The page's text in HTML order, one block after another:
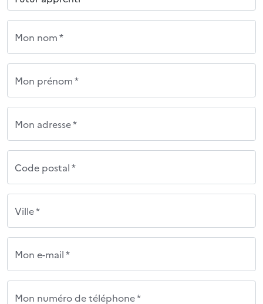
Mon nom *
Mon prénom *
Mon adresse *
Code postal *
Ville *
Mon e-mail *
Mon numéro de téléphone *